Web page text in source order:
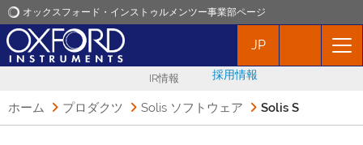
オックスフォード・インストゥルメンツー事業部ページ
オックスフォード・インストゥルメンツ
JP
IR情報 採用情報
ホーム プロダクツ Solis ソフトウェア Solis S